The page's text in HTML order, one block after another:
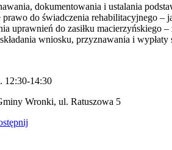
dokumentowania i ustalania
prawo do świadczenia rehabilitacyjnego –
uprawnień do zasiłku
wniosku, przyznawania i
12:30-14:30
Wronki, ul. Ratuszowa 5